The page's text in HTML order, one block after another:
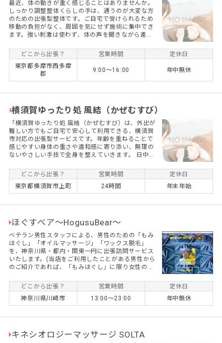
最近、体の動きが重く感じることはありませんか。
しっかり調整整体くらしの手は、通うのが大変な方
のための出張型整体です。ご自宅で受けられるため
移動の負担がなく、周囲を気にせず施術に集中でき
ます。強い刺激は使わず、体の声を聞きながら進め
す。中高年世代の暮らしに寄り添う整体です。
どこから出張？ 営業時間
定休日
東京都多摩市西多摩
郡
9:00〜16:00 年中無休
横須賀ゆったり処 風結（かぜむすび）
「横須賀ゆったり処 風結（かぜむすび）は、外出が
難しい方でもご自宅で安心して利用できる、横須賀
市対応の出張型サービスです。年齢を重ねることで
感じやすい身体の重さや違和感に寄り添い、無理の
ないやさしい手技で全身を整えていきます。 日中の
という安心できる空間で、ゆったりとした時間を過
ごしていただけます。横須賀の地域に根ざし、日々
の暮らしを穏やかに支える存在を目指しています。
どこから出張？ 営業時間
定休日
東京都横須賀市上町
24時間 年末年始
ほぐすベア～HogusuBear～
ベテラン男性スタッフによる、男性のための「もみ
ほぐし」「オイルマッサージ」「ワックス脱毛」
を、神奈川県・都内・関東一円に出張訪問サービス
いたします。(当店をご利用したことがある男性から
のご紹介であれば、「もみほぐし」に限り女性のご
ュアスポーツマン、仕事でかなりお疲れのサラリー
マンの数年来の常連様からご支持をいただいており
ます。ぜひ男性ならではの力強さ・優しさ・爽快感
をまずは一度体験してみてください。 なお、電話で
のみ受け付けさせていただいております。...
どこから出張？ 営業時間
定休日
神奈川県川崎市
13:00～23:00 年中無休
キネシオロジーマッサージ SOLTA